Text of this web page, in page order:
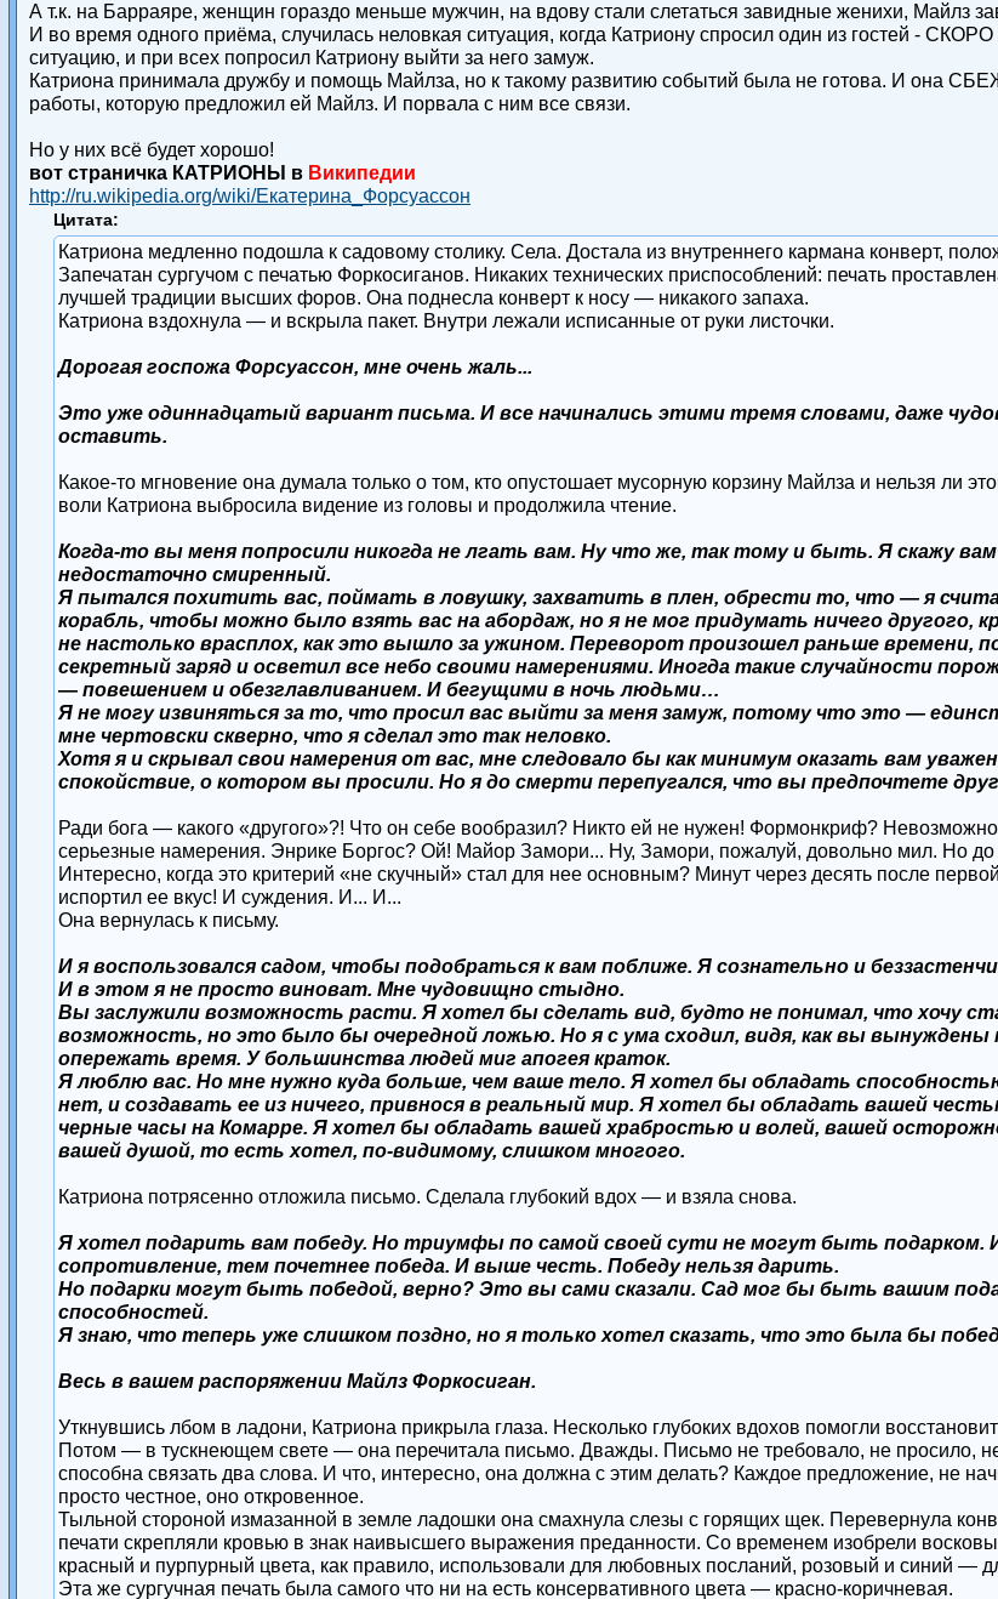
А т.к. на Барраяре, женщин гораздо меньше мужчин, на вдову стали слетаться завидные женихи, Майлз
И во время одного приёма, случилась неловкая ситуация, когда Катриону спросил один из гостей -
ситуацию, и при всех попросил Катриону выйти за него замуж.
Катриона принимала дружбу и помощь Майлза, но к такому развитию событий была не готова. И она
работы, которую предложил ей Майлз. И порвала с ним все связи.
Но у них всё будет хорошо!
вот страничка КАТРИОНЫ в Википедии
http://ru.wikipedia.org/wiki/Екатерина_Форсуассон
Цитата:
Катриона медленно подошла к садовому столику. Села. Достала из внутреннего кармана конверт,
Запечатан сургучом с печатью Форкосиганов. Никаких технических приспособлений: печать
лучшей традиции высших форов. Она поднесла конверт к носу — никакого запаха.
Катриона вздохнула — и вскрыла пакет. Внутри лежали исписанные от руки листочки.
Дорогая госпожа Форсуассон, мне очень жаль...
Это уже одиннадцатый вариант письма. И все начинались этими тремя словами, даже
оставить.
Какое-то мгновение она думала только о том, кто опустошает мусорную корзину Майлза и нельзя ли
воли Катриона выбросила видение из головы и продолжила чтение.
Когда-то вы меня попросили никогда не лгать вам. Ну что же, так тому и быть. Я скажу
недостаточно смиренный.
Я пытался похитить вас, поймать в ловушку, захватить в плен, обрести то, что — я
корабль, чтобы можно было взять вас на абордаж, но я не мог придумать ничего другого,
не настолько врасплох, как это вышло за ужином. Переворот произошел раньше
секретный заряд и осветил все небо своими намерениями. Иногда такие случайности
— повешением и обезглавливанием. И бегущими в ночь людьми…
Я не могу извиняться за то, что просил вас выйти за меня замуж, потому что это —
мне чертовски скверно, что я сделал это так неловко.
Хотя я и скрывал свои намерения от вас, мне следовало бы как минимум оказать вам
спокойствие, о котором вы просили. Но я до смерти перепугался, что вы предпочтете
Ради бога — какого «другого»?! Что он себе вообразил? Никто ей не нужен! Формонкриф?
серьезные намерения. Энрике Боргос? Ой! Майор Замори... Ну, Замори, пожалуй, довольно мил. Но до
Интересно, когда это критерий «не скучный» стал для нее основным? Минут через десять после
испортил ее вкус! И суждения. И... И...
Она вернулась к письму.
И я воспользовался садом, чтобы подобраться к вам поближе. Я сознательно и
И в этом я не просто виноват. Мне чудовищно стыдно.
Вы заслужили возможность расти. Я хотел бы сделать вид, будто не понимал, что хочу
возможность, но это было бы очередной ложью. Но я с ума сходил, видя, как вы
опережать время. У большинства людей миг апогея краток.
Я люблю вас. Но мне нужно куда больше, чем ваше тело. Я хотел бы обладать
нет, и создавать ее из ничего, привнося в реальный мир. Я хотел бы обладать вашей
черные часы на Комарре. Я хотел бы обладать вашей храбростью и волей, вашей
вашей душой, то есть хотел, по-видимому, слишком многого.
Катриона потрясенно отложила письмо. Сделала глубокий вдох — и взяла снова.
Я хотел подарить вам победу. Но триумфы по самой своей сути не могут быть подарком.
сопротивление, тем почетнее победа. И выше честь. Победу нельзя дарить.
Но подарки могут быть победой, верно? Это вы сами сказали. Сад мог бы быть вашим
способностей.
Я знаю, что теперь уже слишком поздно, но я только хотел сказать, что это была бы
Весь в вашем распоряжении Майлз Форкосиган.
Уткнувшись лбом в ладони, Катриона прикрыла глаза. Несколько глубоких вдохов помогли
Потом — в тускнеющем свете — она перечитала письмо. Дважды. Письмо не требовало, не просило,
способна связать два слова. И что, интересно, она должна с этим делать? Каждое предложение, не
просто честное, оно откровенное.
Тыльной стороной измазанной в земле ладошки она смахнула слезы с горящих щек. Перевернула
печати скрепляли кровью в знак наивысшего выражения преданности. Со временем изобрели
красный и пурпурный цвета, как правило, использовали для любовных посланий, розовый и синий
Эта же сургучная печать была самого что ни на есть консервативного цвета — красно-коричневая.